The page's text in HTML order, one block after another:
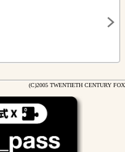
(C)2005 TWENTIETH CENTURY FOX